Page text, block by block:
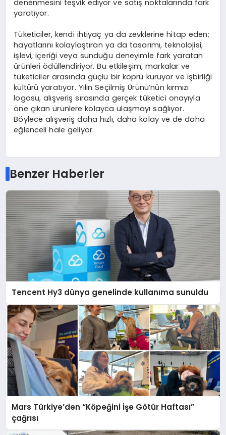
denenmesini teşvik ediyor ve satış noktalarında fark
yaratıyor.
Tüketiciler, kendi ihtiyaç ya da zevklerine hitap eden;
hayatlarını kolaylaştıran ya da tasarımı, teknolojisi,
işlevi, içeriği veya sunduğu deneyimle fark yaratan
ürünleri ödüllendiriyor. Bu etkileşim, markalar ve
tüketiciler arasında güçlü bir köprü kuruyor ve işbirliği
kültürü yaratıyor. Yılın Seçilmiş Ürünü’nün kırmızı
logosu, alışveriş sırasında gerçek tüketici onayıyla
öne çıkan ürünlere kolayca ulaşmayı sağlıyor.
Böylece alışveriş daha hızlı, daha kolay ve de daha
eğlenceli hale geliyor.
Benzer Haberler
Tencent Hy3 dünya genelinde kullanıma sunuldu
Mars Türkiye’den “Köpeğini İşe Götür Haftası”
çağrısı